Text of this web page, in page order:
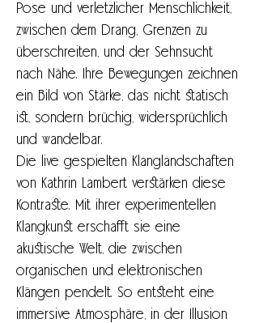
Pose und verletzlicher Menschlichkeit,
zwischen dem Drang, Grenzen zu
überschreiten, und der Sehnsucht
nach Nähe. Ihre Bewegungen zeichnen
ein Bild von Stärke, das nicht statisch
ist, sondern brüchig, widersprüchlich
und wandelbar.
Die live gespielten Klanglandschaften
von Kathrin Lambert verstärken diese
Kontraste. Mit ihrer experimentellen
Klangkunst erschafft sie eine
akustische Welt, die zwischen
organischen und elektronischen
Klängen pendelt. So entsteht eine
immersive Atmosphäre, in der Illusion